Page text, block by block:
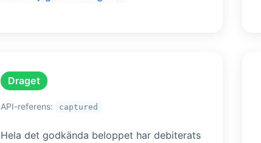
Draget
API-referens: captured
Hela det godkända beloppet har debiterats